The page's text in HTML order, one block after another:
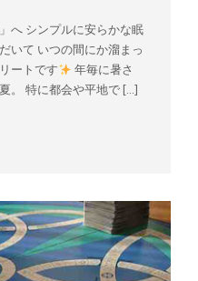
へ シンプルに安らかな眠
いて いつの間にか溜まっ
ートです
年毎に暑さ
。 特に都会や平地で […]